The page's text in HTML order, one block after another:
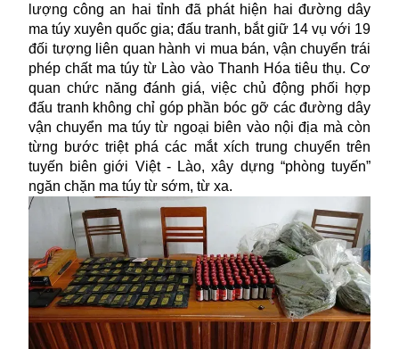
lượng công an hai tỉnh đã phát hiện hai đường dây
ma túy xuyên quốc gia; đấu tranh, bắt giữ 14 vụ với 19
đối tượng liên quan hành vi mua bán, vận chuyển trái
phép chất ma túy từ Lào vào Thanh Hóa tiêu thụ. Cơ
quan chức năng đánh giá, việc chủ động phối hợp
đấu tranh không chỉ góp phần bóc gỡ các đường dây
vận chuyển ma túy từ ngoại biên vào nội địa mà còn
từng bước triệt phá các mắt xích trung chuyển trên
tuyến biên giới Việt - Lào, xây dựng “phòng tuyến”
ngăn chặn ma túy từ sớm, từ xa.